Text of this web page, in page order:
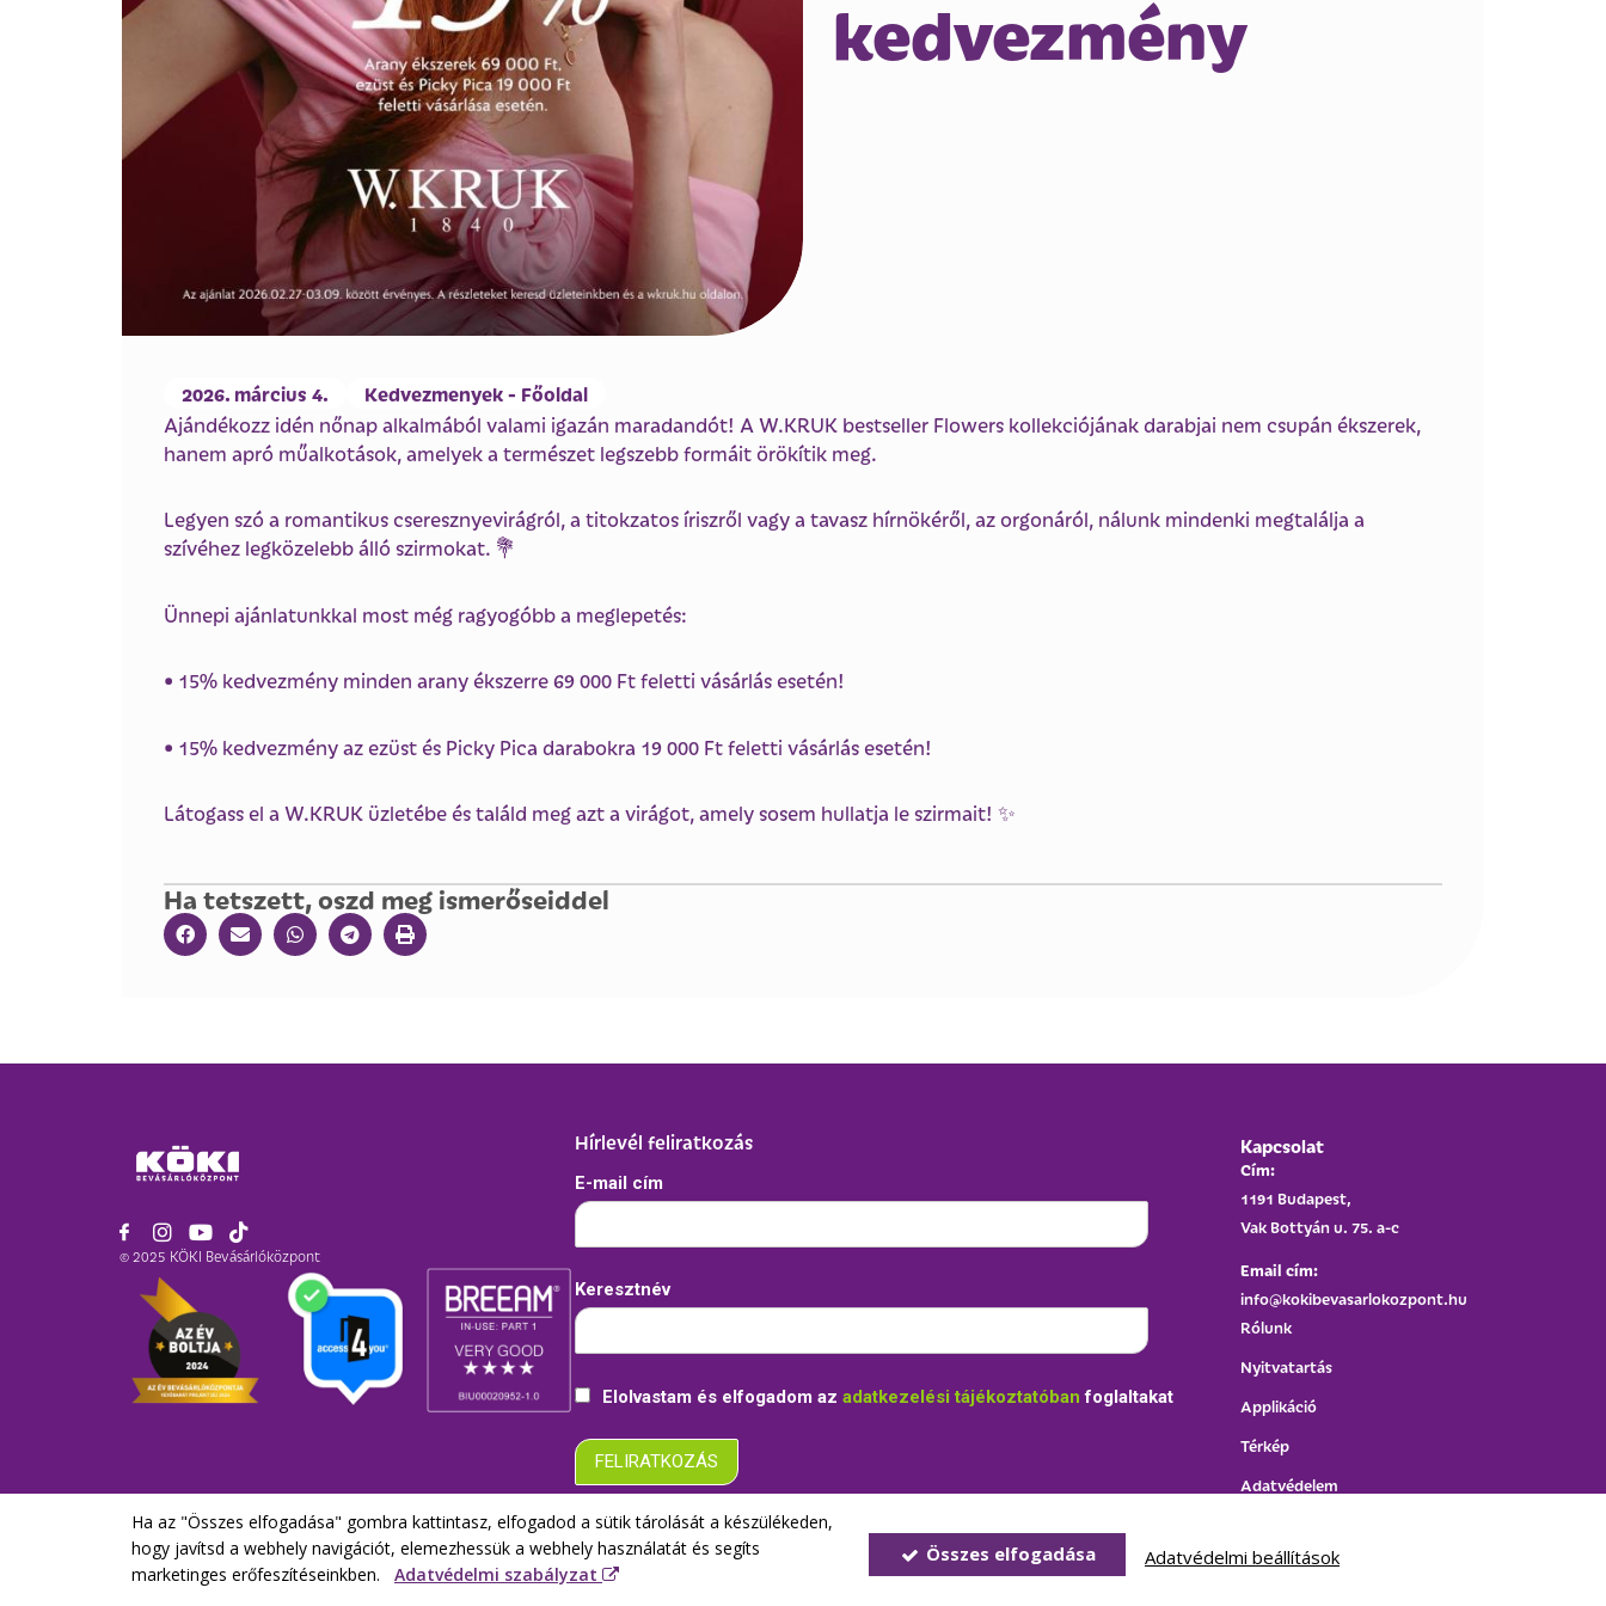
kedvezmény
2026. március 4.
Kedvezmenyek - Főoldal
Ajándékozz idén nőnap alkalmából valami igazán maradandót! A W.KRUK bestseller Flowers kollekciójának darabjai nem csupán ékszerek,
hanem apró műalkotások, amelyek a természet legszebb formáit örökítik meg.
Legyen szó a romantikus cseresznyevirágról, a titokzatos íriszről vagy a tavasz hírnökéről, az orgonáról, nálunk mindenki megtalálja a
szívéhez legközelebb álló szirmokat. 💐
Ünnepi ajánlatunkkal most még ragyogóbb a meglepetés:
• 15% kedvezmény minden arany ékszerre 69 000 Ft feletti vásárlás esetén!
• 15% kedvezmény az ezüst és Picky Pica darabokra 19 000 Ft feletti vásárlás esetén!
Látogass el a W.KRUK üzletébe és találd meg azt a virágot, amely sosem hullatja le szirmait! ✨
Ha tetszett, oszd meg ismerőseiddel
© 2025 KÖKI Bevásárlóközpont
Hírlevél feliratkozás
E-mail cím
Keresztnév
Elolvastam és elfogadom azadatkezelési tájékoztatóbanfoglaltakat
Kapcsolat
Cím:
1191 Budapest,
Vak Bottyán u. 75. a-c
Email cím:
info@kokibevasarlokozpont.hu
Rólunk
Nyitvatartás
Applikáció
Térkép
Adatvédelem
Ha az "Összes elfogadása" gombra kattintasz, elfogadod a sütik tárolását a készülékeden,
hogy javítsd a webhely navigációt, elemezhessük a webhely használatát és segíts
marketinges erőfeszítéseinkben.
Adatvédelmi szabályzat
Adatvédelmi beállítások
Összes elfogadása